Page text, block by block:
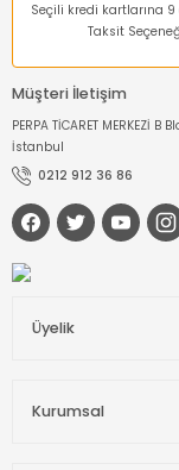
Seçili kredi kartlarına
Taksit
Müşteri İletişim
PERPA TİCARET MERKEZİ
İstanbul
0212 912 36 86
Üyelik
Kurumsal